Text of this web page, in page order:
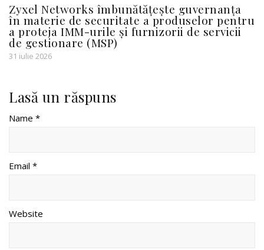
Zyxel Networks îmbunătățește guvernanța
în materie de securitate a produselor pentru
a proteja IMM-urile și furnizorii de servicii
de gestionare (MSP)
31 iulie 2026
Lasă un răspuns
Name *
Email *
Website